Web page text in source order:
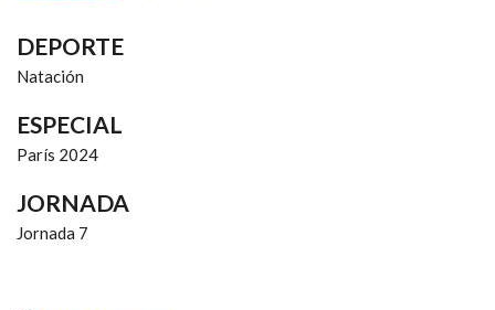
DEPORTE
Natación
ESPECIAL
París 2024
JORNADA
Jornada 7